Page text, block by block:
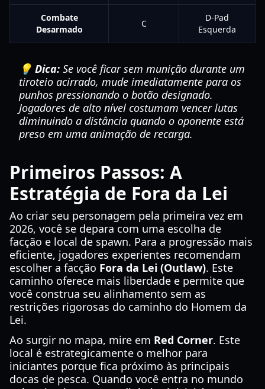
Combate
Desarmado
C
D-Pad
Esquerda
💡 Dica: Se você ficar sem munição durante um
tiroteio acirrado, mude imediatamente para os
punhos pressionando o botão designado.
Jogadores de alto nível costumam vencer lutas
diminuindo a distância quando o oponente está
preso em uma animação de recarga.
Primeiros Passos: A
Estratégia de Fora da Lei
Ao criar seu personagem pela primeira vez em
2026, você se depara com uma escolha de
facção e local de spawn. Para a progressão mais
eficiente, jogadores experientes recomendam
escolher a facção Fora da Lei (Outlaw). Este
caminho oferece mais liberdade e permite que
você construa seu alinhamento sem as
restrições rigorosas do caminho do Homem da
Lei.
Ao surgir no mapa, mire em Red Corner. Este
local é estrategicamente o melhor para
iniciantes porque fica próximo às principais
docas de pesca. Quando você entra no mundo